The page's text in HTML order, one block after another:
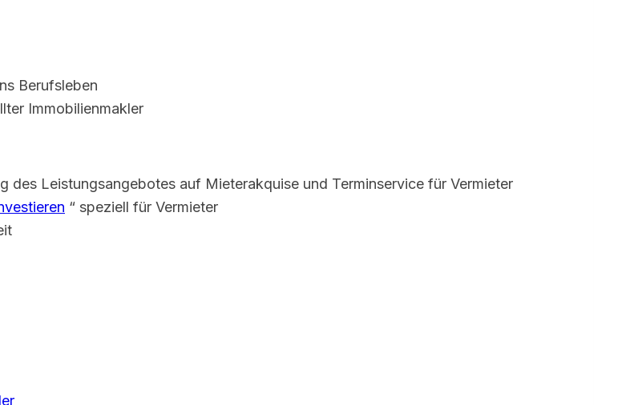
Berufsleben
Immobilienmakler
des Leistungsangebotes auf Mieterakquise und Terminservice für Vermieter
“ speziell für Vermieter